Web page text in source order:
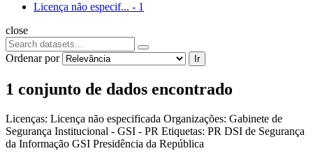
Licença não especif... - 1
close
Ordenar por Ir
1 conjunto de dados encontrado
Licenças: Licença não especificada Organizações: Gabinete de
Segurança Institucional - GSI - PR Etiquetas: PR DSI de Segurança
da Informação GSI Presidência da República